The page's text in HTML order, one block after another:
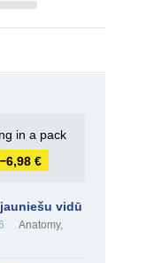
in a pack
−6,98 €
vidū
Anatomy,